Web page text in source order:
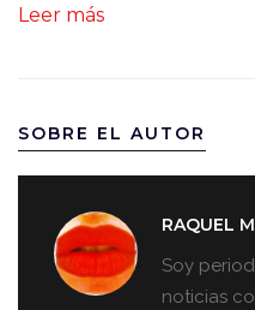
Leer más
SOBRE EL AUTOR
RAQUEL
Soy
noticias